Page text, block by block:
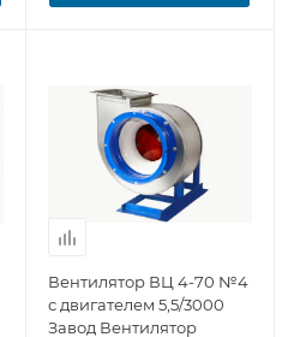
Вентилятор ВЦ 4-70 №4
с двигателем 5,5/3000
Завод Вентилятор